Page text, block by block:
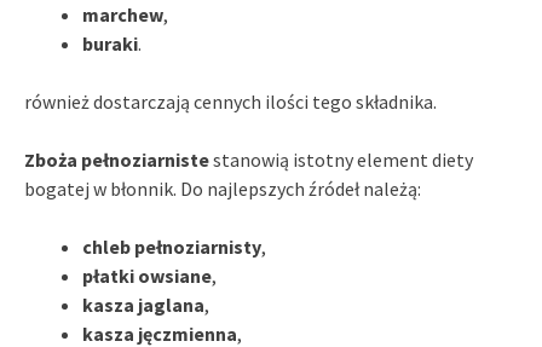
marchew,
buraki.
również dostarczają cennych ilości tego składnika.
Zboża pełnoziarnistestanowią istotny element diety
bogatej w błonnik. Do najlepszych źródeł należą:
chleb pełnoziarnisty,
płatki owsiane,
kasza jaglana,
kasza jęczmienna,